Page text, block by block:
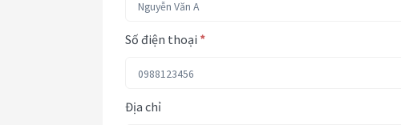
Số điện thoại *
Địa chỉ